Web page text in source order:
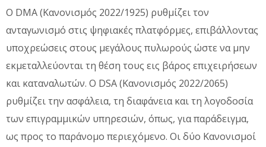
Ο DMA (Κανονισμός 2022/1925) ρυθμίζει τον
ανταγωνισμό στις ψηφιακές πλατφόρμες, επιβάλλοντας
υποχρεώσεις στους μεγάλους πυλωρούς ώστε να μην
εκμεταλλεύονται τη θέση τους εις βάρος επιχειρήσεων
και καταναλωτών. Ο DSA (Κανονισμός 2022/2065)
ρυθμίζει την ασφάλεια, τη διαφάνεια και τη λογοδοσία
των επιγραμμικών υπηρεσιών, όπως, για παράδειγμα,
ως προς το παράνομο περιεχόμενο. Οι δύο Κανονισμοί